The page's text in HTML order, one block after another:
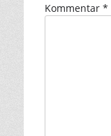
Kommentar *